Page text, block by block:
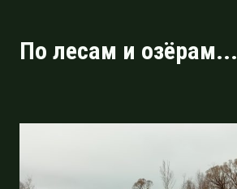
содержимому
По лесам и озёрам...